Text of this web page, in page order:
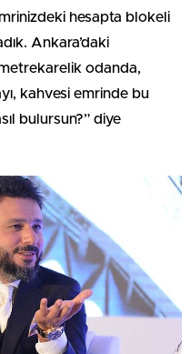
hesapta blokeli
Ankara’daki
odanda,
kahvesi emrinde bu
bulursun?” diye